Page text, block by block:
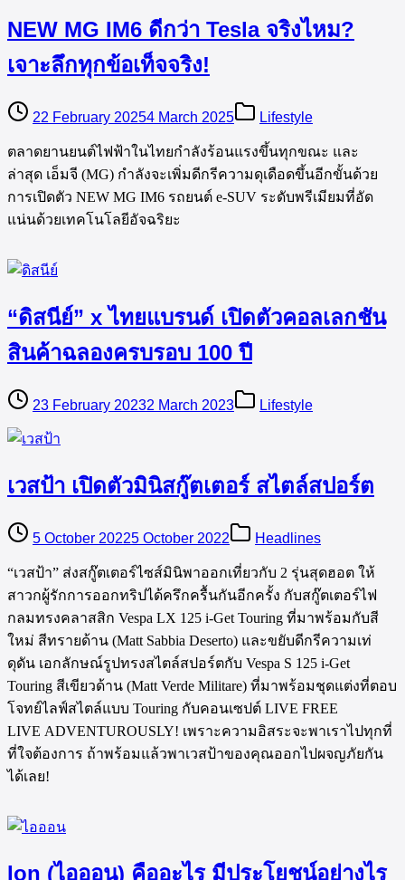
NEW MG IM6 ดีกว่า Tesla จริงไหม?
เจาะลึกทุกข้อเท็จจริง!
22 February 20254 March 2025 Lifestyle
ตลาดยานยนต์ไฟฟ้าในไทยกำลังร้อนแรงขึ้นทุกขณะ และ
ล่าสุด เอ็มจี (MG) กำลังจะเพิ่มดีกรีความดุเดือดขึ้นอีกขั้นด้วย
การเปิดตัว NEW MG IM6 รถยนต์ e-SUV ระดับพรีเมียมที่อัด
แน่นด้วยเทคโนโลยีอัจฉริยะ
“ดิสนีย์” x ไทยแบรนด์ เปิดตัวคอลเลกชัน
สินค้าฉลองครบรอบ 100 ปี
23 February 20232 March 2023 Lifestyle
เวสป้า เปิดตัวมินิสกู๊ตเตอร์ สไตล์สปอร์ต
5 October 20225 October 2022 Headlines
“เวสป้า” ส่งสกู๊ตเตอร์ไซส์มินิพาออกเที่ยวกับ 2 รุ่นสุดฮอต ให้
สาวกผู้รักการออกทริปได้ครึกครื้นกันอีกครั้ง กับสกู๊ตเตอร์ไฟ
กลมทรงคลาสสิก Vespa LX 125 i-Get Touring ที่มาพร้อมกับสี
ใหม่ สีทรายด้าน (Matt Sabbia Deserto) และขยับดีกรีความเท่
ดุดัน เอกลักษณ์รูปทรงสไตล์สปอร์ตกับ Vespa S 125 i-Get
Touring สีเขียวด้าน (Matt Verde Militare) ที่มาพร้อมชุดแต่งที่ตอบ
โจทย์ไลฟ์สไตล์แบบ Touring กับคอนเซปต์ LIVE FREE
LIVE ADVENTUROUSLY! เพราะความอิสระจะพาเราไปทุกที่
ที่ใจต้องการ ถ้าพร้อมแล้วพาเวสป้าของคุณออกไปผจญภัยกัน
ได้เลย!
Ion (ไอออน) คืออะไร มีประโยชน์อย่างไร